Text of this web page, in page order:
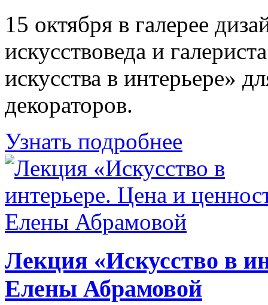
15 октября в галерее
искусствоведа и
искусства в интерьере»
декораторов.
Узнать подробнее
Лекция «Искусство в
Елены Абрамовой